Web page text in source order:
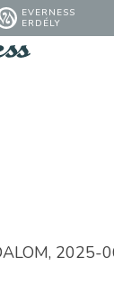
EVERNESS
ERDÉLY
2025-